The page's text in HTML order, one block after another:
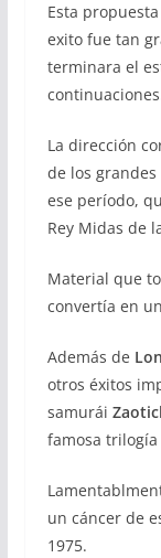
Esta
exito fue tan
terminara el
La dirección
de los
ese período,
Rey Midas de
Material que
convertía en
Además de
otros éxitos
samurái
famosa
un cáncer de
1975.